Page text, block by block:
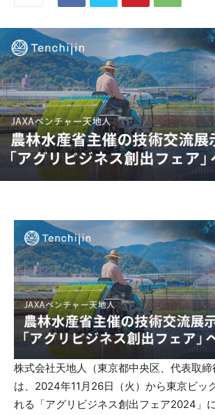
株式会社天地人（東京都中央区、代表取締
は、2024年11月26日（火）から東京ビッ
れる「アグリビジネス創出フェア2024」